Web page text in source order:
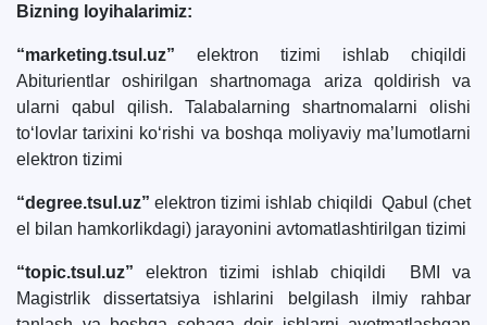
Bizning loyihalarimiz:
“marketing.tsul.uz” elektron tizimi ishlab chiqildi
Abiturientlar oshirilgan shartnomaga ariza qoldirish va
ularni qabul qilish. Talabalarning shartnomalarni olishi
to‘lovlar tarixini ko‘rishi va boshqa moliyaviy ma’lumotlarni
elektron tizimi
“degree.tsul.uz” elektron tizimi ishlab chiqildi Qabul (chet
el bilan hamkorlikdagi) jarayonini avtomatlashtirilgan tizimi
“topic.tsul.uz” elektron tizimi ishlab chiqildi BMI va
Magistrlik dissertatsiya ishlarini belgilash ilmiy rahbar